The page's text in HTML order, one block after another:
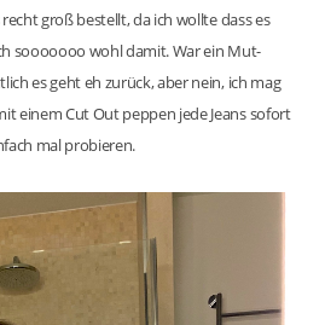
groß bestellt, da ich wollte dass es
sooooooo wohl damit. War ein Mut-
es geht eh zurück, aber nein, ich mag
einem Cut Out peppen jede Jeans sofort
mal probieren.